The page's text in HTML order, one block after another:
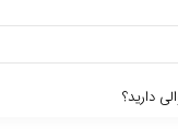
دارید؟